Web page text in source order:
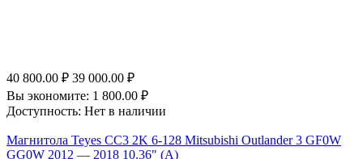
40 800.00 ₽ 39 000.00 ₽
Вы экономите: 1 800.00 ₽
Доступность: Нет в наличии
Магнитола Teyes CC3 2K 6-128 Mitsubishi Outlander 3 GF0W
GG0W 2012 — 2018 10.36" (A)